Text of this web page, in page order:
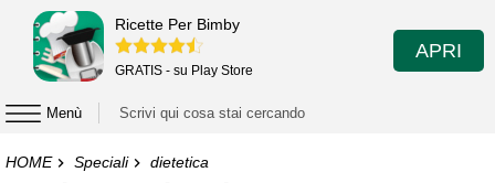
Ricette Per Bimby
GRATIS - su Play Store
APRI
Menù
HOME Speciali dietetica